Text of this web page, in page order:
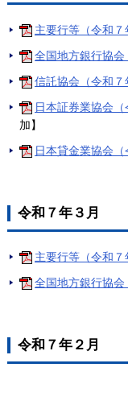
主要行等（令和７
全国地方銀行協会
信託協会（令和７
日本証券業協会（
加】
日本貸金業協会（
令和７年３月
主要行等（令和７
全国地方銀行協会
令和７年２月